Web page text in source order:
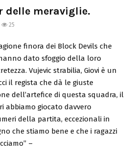
delle meraviglie.
25
finora dei Block Devils che
dato sfoggio della loro
Vujevic strabilia, Giovi è un
il regista che dà le giuste
dell’artefice di questa squadra, il
abbiamo giocato davvero
della partita, eccezionali in
che stiamo bene e che i ragazzi
–